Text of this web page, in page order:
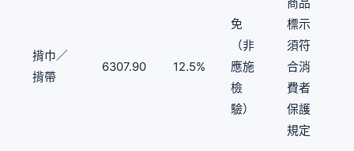
揹巾／
揹帶
6307.90 12.5%
免
（非
應施
檢
驗）
商品
標示
須符
合消
費者
保護
規定